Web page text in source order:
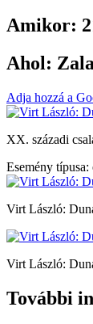
Amikor:
Ahol:
Adja hozzá a
XX. századi
Esemény
Virt László:
Virt László:
További